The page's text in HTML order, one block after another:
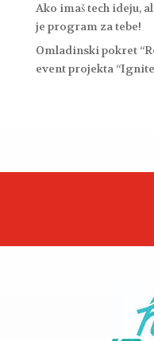
Ako imaš tech ideju,
je program za tebe!
Omladinski pokret
event projekta